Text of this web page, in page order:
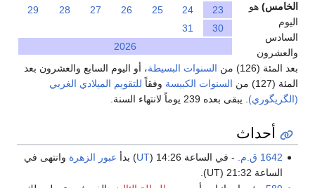
23
24
25
26
27
28
29
30
31
2026
الخامس) هو
اليوم
السادس
والعشرون
بعد المئة (126) من
السنوات البسيطة، أو اليوم السابع والعشرون بعد
المئة (127) من
السنوات الكبيسة وفقاً للتقويم الميلادي الغربي
(الگريگوري) . يبقى بعده 239 يوماً لانتهاء السنة.
أحداث
1642 ق.م. - في الساعة 14:26 ( UT) بدأ عبور الزهرة وانتهى في
الساعة 21:32 (UT).